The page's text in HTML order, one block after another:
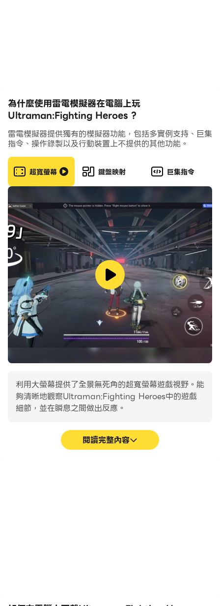
---官方授權 還原經典
《奧特曼之格鬥超人》由日本圓谷株式會社官方授權，遊戲
中每個角色模型、動作、技能、配音都經過官方嚴格監修，
保證100%還原奧特曼特攝劇中的劇情和世界觀。玩家可以
化身成為自己最愛的奧特英雄，在新的奧特世界中與邪惡對
抗，守護宇宙的和平。
---激情競技 實時對戰
在你熟悉遊戲的操作後，會解鎖競技場PVP系統。擁有不
同能力的奧特英雄們都能在你的手中自由搭配，你將打造屬
於自己的獨一無二的奧特小隊，與其他玩家一決高下。是用
強大的實力正面交鋒，還是用巧妙的操作戲弄對手，亦或用
完美的戰術以弱勝強，一切由你做主。
---多樣玩法 稱霸宇宙
遊戲中不光可以體驗激情的對戰樂趣外，還有超時空遠征、
種新穎玩法等你親自探索，每種玩法都會獲得豐富的獎勵，
幫助你的奧特小隊獲得更強大的力量！踏上強者之路，稱霸
為什麼使用雷電模擬器在電腦上玩
Ultraman:Fighting Heroes ?
雷電模擬器提供獨有的模擬器功能，包括多實例支持、巨集
指令、操作錄製以及行動裝置上不提供的其他功能。
超寬螢幕 鍵盤映射 巨集指令
利用大螢幕提供了全景無死角的超寬螢幕遊戲視野。能
夠清晰地觀察Ultraman:Fighting Heroes中的遊戲
細節，並在瞬息之間做出反應。
閱讀完整內容